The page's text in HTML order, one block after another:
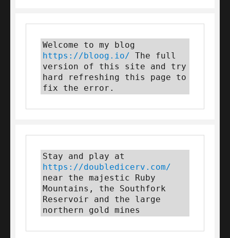
https://bloog.io/ The full
version of this site and try
hard refreshing this page to
fix the error.
https://doubledicerv.com/
near the majestic Ruby
Mountains, the Southfork
Reservoir and the large
northern gold mines